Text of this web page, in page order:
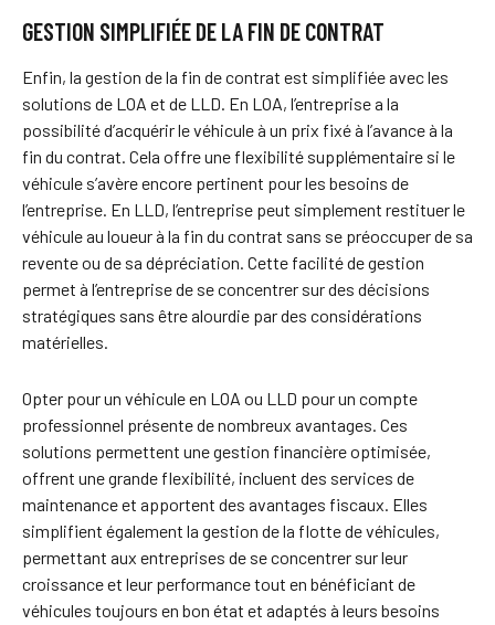
GESTION SIMPLIFIÉE DE LA FIN DE CONTRAT
Enfin, la gestion de la fin de contrat est simplifiée avec les
solutions de LOA et de LLD. En LOA, l’entreprise a la
possibilité d’acquérir le véhicule à un prix fixé à l’avance à la
fin du contrat. Cela offre une flexibilité supplémentaire si le
véhicule s’avère encore pertinent pour les besoins de
l’entreprise. En LLD, l’entreprise peut simplement restituer le
véhicule au loueur à la fin du contrat sans se préoccuper de sa
revente ou de sa dépréciation. Cette facilité de gestion
permet à l’entreprise de se concentrer sur des décisions
stratégiques sans être alourdie par des considérations
matérielles.
Opter pour un véhicule en LOA ou LLD pour un compte
professionnel présente de nombreux avantages. Ces
solutions permettent une gestion financière optimisée,
offrent une grande flexibilité, incluent des services de
maintenance et apportent des avantages fiscaux. Elles
simplifient également la gestion de la flotte de véhicules,
permettant aux entreprises de se concentrer sur leur
croissance et leur performance tout en bénéficiant de
véhicules toujours en bon état et adaptés à leurs besoins